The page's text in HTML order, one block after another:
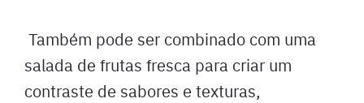
Também pode ser combinado com uma
salada de frutas fresca para criar um
contraste de sabores e texturas,